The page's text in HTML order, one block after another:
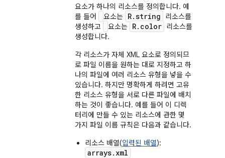
요소가 하나의 리소스를 정의합니다. 예
를 들어
요소는 R.string
리소스를
생성하고
요소는 R.color 리소스를
생성합니다.
각 리소스가 자체 XML 요소로 정의되므
로 파일 이름을 원하는 대로 지정하고 하
나의 파일에 여러 리소스 유형을 넣을 수
있습니다. 하지만 명확하게 하려면 고유
한 리소스 유형을 서로 다른 파일에 배치
하는 것이 좋습니다. 예를 들어 이 디렉
터리에 만들 수 있는 리소스에 관한 몇
가지 파일 이름 규칙은 다음과 같습니다.
리소스 배열(입력된 배열):
arrays.xml